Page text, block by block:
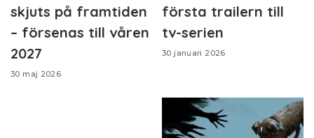
skjuts på framtiden
– försenas till våren
2027
30 maj 2026
första trailern till
tv-serien
30 januari 2026